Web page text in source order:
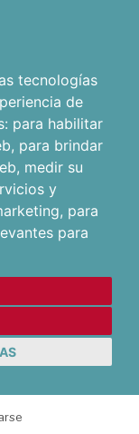
tecnologías
de
para habilitar
, para brindar
, medir su
y
, para
para